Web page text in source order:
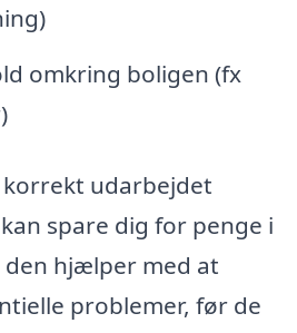
omkring boligen (fx
korrekt udarbejdet
spare dig for penge i
den hjælper med at
problemer, før de